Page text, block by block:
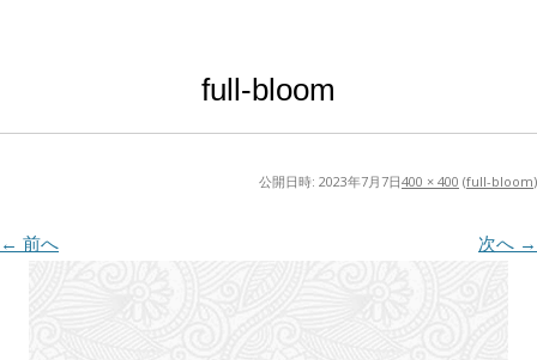
full-bloom
公開日時: 2023年7月7日400 × 400 (full-bloom)
← 前へ 次へ →